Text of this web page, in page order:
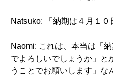
Natsuko: 「納期は４月１０
Naomi: これは、本当は「
でよろしいでしょうか」と
うことでお願いします」な